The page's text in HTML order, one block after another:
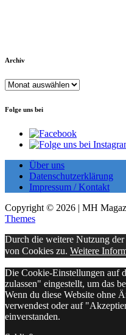
Archiv
Archiv
Folge uns bei
Über uns
Datenschutzerklärung
Impressum / Kontakt
Copyright © 2026 | MH
Themes
Durch die weitere Nutzung
von Cookies zu. Weitere
Die Cookie-Einstellungen auf
zulassen" eingestellt, um das
Wenn du diese Website ohne
verwendest oder auf
einverstanden.